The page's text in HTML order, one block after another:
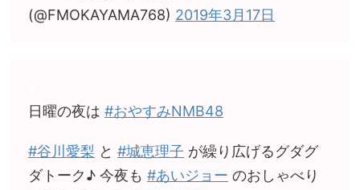
(@FMOKAYAMA768) 2019年3月17日
日曜の夜は #おやすみNMB48
#谷川愛梨 と #城恵理子 が繰り広げるグダグ
ダトーク♪ 今夜も #あいジョー のおしゃべり